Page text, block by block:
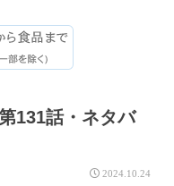
131話・ネタバ
2024.10.24